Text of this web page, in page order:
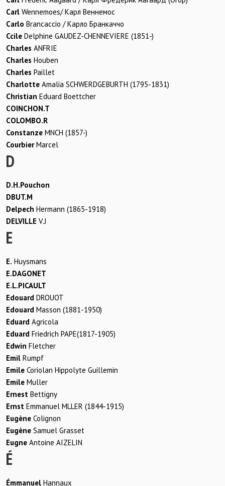
Carl Wennemoes/ Карл Веннемос
Carlo Brancaccio / Карло Бранкаччо
Ccile Delphine GAUDEZ-CHENNEVIERE (1851-)
Charles ANFRIE
Charles Houben
Charles Paillet
Charlotte Amalia SCHWERDGEBURTH (1795-1831)
Christian Eduard Boettcher
COINCHON.T
COLOMBO.R
Constanze MNCH (1857-)
CourbierMarcel
D
D.H.Pouchon
DBUT.M
Delpech Hermann (1865-1918)
DELVILLE V.J
E
E. Huysmans
E.DAGONET
E.L.PICAULT
Edouard DROUOT
Edouard Masson (1881-1950)
Eduard Agricola
Eduard Friedrich PAPE(1817-1905)
Edwin Fletcher
Emil Rumpf
Emile Coriolan Hippolyte Guillemin
Emile Muller
Ernest Bettigny
Ernst Emmanuel MLLER (1844-1915)
Eugène Colignon
Eugène Samuel Grasset
Eugne Antoine AIZELIN
É
Émmanuel Hannaux